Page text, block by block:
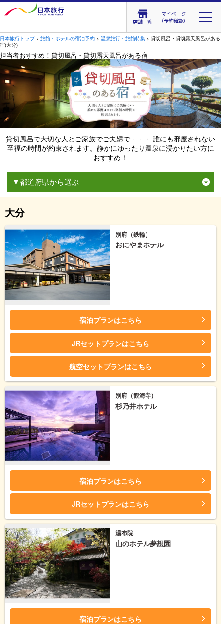
店舗一覧
マイページ
（予約確認）
日本旅行トップ> 旅館・ホテルの宿泊予約 > 温泉旅行・旅館特集 > 貸切風呂・貸切露天風呂がある
宿(大分)
担当者おすすめ！貸切風呂・貸切露天風呂がある宿
貸切風呂で大切な人とご家族でご夫婦で・・・ 誰にも邪魔されない
至福の時間が約束されます。静かにゆったり温泉に浸かりたい方に
おすすめ！
▼都道府県から選ぶ
大分
別府（鉄輪）
おにやまホテル
宿泊プランはこちら
JRセットプランはこちら
航空セットプランはこちら
別府（観海寺）
杉乃井ホテル
宿泊プランはこちら
JRセットプランはこちら
湯布院
山のホテル夢想園
宿泊プランはこちら